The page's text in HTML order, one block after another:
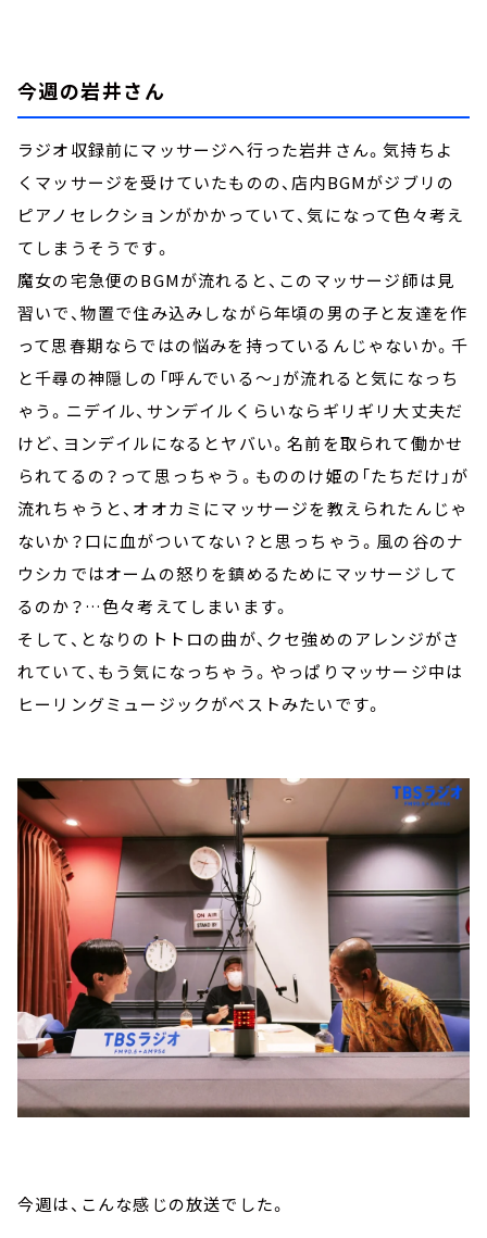
今週の岩井さん
ラジオ収録前にマッサージへ行った岩井さん。気持ちよ
くマッサージを受けていたものの、店内BGMがジブリの
ピアノセレクションがかかっていて、気になって色々考え
てしまうそうです。
魔女の宅急便のBGMが流れると、このマッサージ師は見
習いで、物置で住み込みしながら年頃の男の子と友達を作
って思春期ならではの悩みを持っているんじゃないか。千
と千尋の神隠しの「呼んでいる～」が流れると気になっち
ゃう。ニデイル、サンデイルくらいならギリギリ大丈夫だ
けど、ヨンデイルになるとヤバい。名前を取られて働かせ
られてるの？って思っちゃう。もののけ姫の「たちだけ」が
流れちゃうと、オオカミにマッサージを教えられたんじゃ
ないか？口に血がついてない？と思っちゃう。風の谷のナ
ウシカではオームの怒りを鎮めるためにマッサージして
るのか？…色々考えてしまいます。
そして、となりのトトロの曲が、クセ強めのアレンジがさ
れていて、もう気になっちゃう。やっぱりマッサージ中は
ヒーリングミュージックがベストみたいです。
今週は、こんな感じの放送でした。